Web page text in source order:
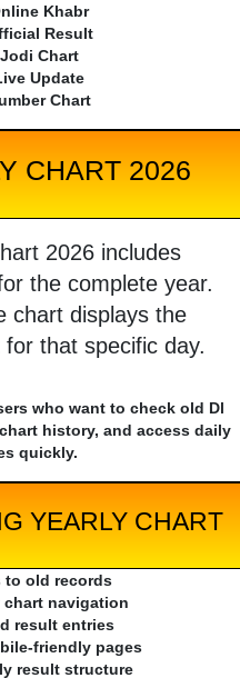
Khabr
Result
Chart
Update
Chart
CHART 2026
2026 includes
the complete year.
chart displays the
that specific day.
who want to check old Dl
history, and access daily
quickly.
YEARLY CHART
to old records
navigation
result entries
friendly pages
result structure